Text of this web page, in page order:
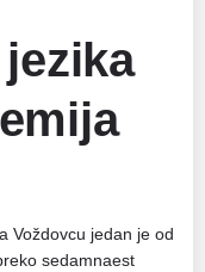
Voždovcu jedan je od
sedamnaest